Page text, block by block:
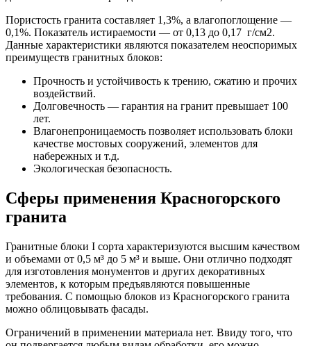
Пористость гранита составляет 1,3%, а влагопоглощение —
0,1%. Показатель истираемости — от 0,13 до 0,17 г/см2.
Данные характеристики являются показателем неоспоримых
преимуществ гранитных блоков:
Прочность и устойчивость к трению, сжатию и прочих
воздействий.
Долговечность — гарантия на гранит превышает 100
лет.
Влагонепроницаемость позволяет использовать блоки
качестве мостовых сооружений, элементов для
набережных и т.д.
Экологическая безопасность.
Сферы применения Красногорского
гранита
Гранитные блоки I сорта характеризуются высшим качеством
и объемами от 0,5 м³ до 5 м³ и выше. Они отлично подходят
для изготовления монументов и других декоративных
элементов, к которым предъявляются повышенные
требования. С помощью блоков из Красногорского гранита
можно облицовывать фасады.
Ограничений в применении материала нет. Ввиду того, что